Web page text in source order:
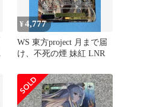
¥4,777
WS 東方project 月まで届
け、不死の煙 妹紅 LNR